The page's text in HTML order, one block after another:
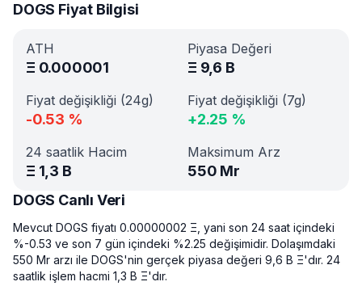
DOGS Fiyat Bilgisi
ATH
Ξ 0.000001
Piyasa Değeri
Ξ 9,6 B
Fiyat değişikliği (24g)
-0.53 %
Fiyat değişikliği (7g)
+2.25 %
24 saatlik Hacim
Ξ 1,3 B
Maksimum Arz
550 Mr
DOGS Canlı Veri
Mevcut DOGS fiyatı 0.00000002 Ξ, yani son 24 saat içindeki
%-0.53 ve son 7 gün içindeki %2.25 değişimidir. Dolaşımdaki
550 Mr arzı ile DOGS'nin gerçek piyasa değeri 9,6 B Ξ'dır. 24
saatlik işlem hacmi 1,3 B Ξ'dır.